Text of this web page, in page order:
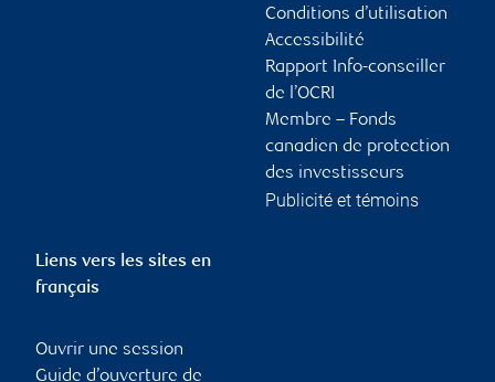
Conditions d’utilisation
Accessibilité
Rapport Info-conseiller
de l’OCRI
Membre – Fonds
canadien de protection
des investisseurs
Publicité et témoins
Liens vers les sites en
français
Ouvrir une session
Guide d’ouverture de